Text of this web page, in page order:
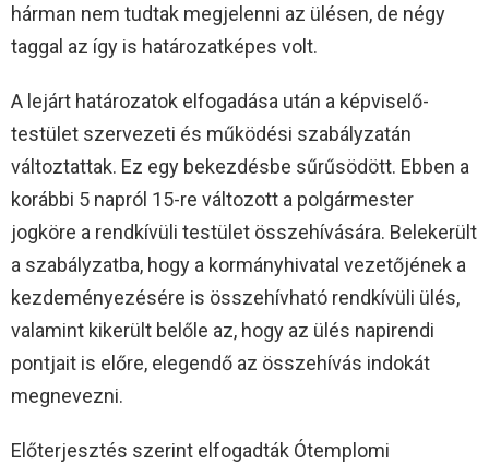
hárman nem tudtak megjelenni az ülésen, de négy
taggal az így is határozatképes volt.
A lejárt határozatok elfogadása után a képviselő-
testület szervezeti és működési szabályzatán
változtattak. Ez egy bekezdésbe sűrűsödött. Ebben a
korábbi 5 napról 15-re változott a polgármester
jogköre a rendkívüli testület összehívására. Belekerült
a szabályzatba, hogy a kormányhivatal vezetőjének a
kezdeményezésére is összehívható rendkívüli ülés,
valamint kikerült belőle az, hogy az ülés napirendi
pontjait is előre, elegendő az összehívás indokát
megnevezni.
Előterjesztés szerint elfogadták Ótemplomi